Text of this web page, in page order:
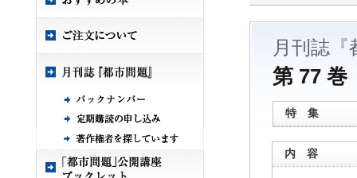
月刊誌『
第 77
特 集
内 容